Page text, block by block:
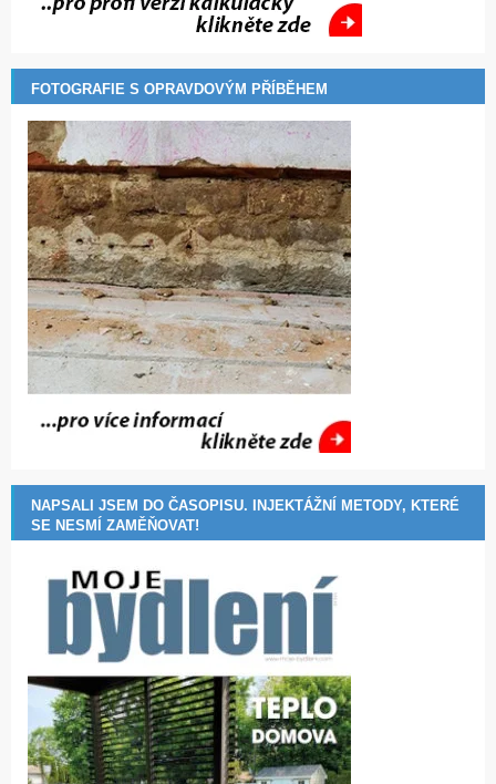
FOTOGRAFIE S OPRAVDOVÝM PŘÍBĚHEM
NAPSALI JSEM DO ČASOPISU. INJEKTÁŽNÍ METODY, KTERÉ
SE NESMÍ ZAMĚŇOVAT!